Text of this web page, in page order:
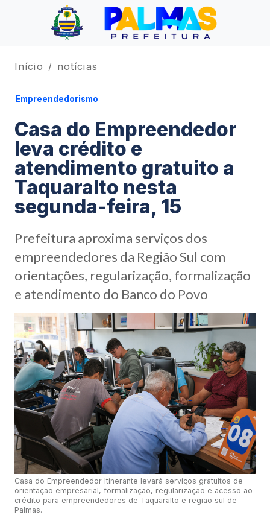
Início notícias
Empreendedorismo
Casa do Empreendedor
leva crédito e
atendimento gratuito a
Taquaralto nesta
segunda-feira, 15
Prefeitura aproxima serviços dos
empreendedores da Região Sul com
orientações, regularização, formalização
e atendimento do Banco do Povo
Casa do Empreendedor Itinerante levará serviços gratuitos de
orientação empresarial, formalização, regularização e acesso ao
crédito para empreendedores de Taquaralto e região sul de
Palmas.